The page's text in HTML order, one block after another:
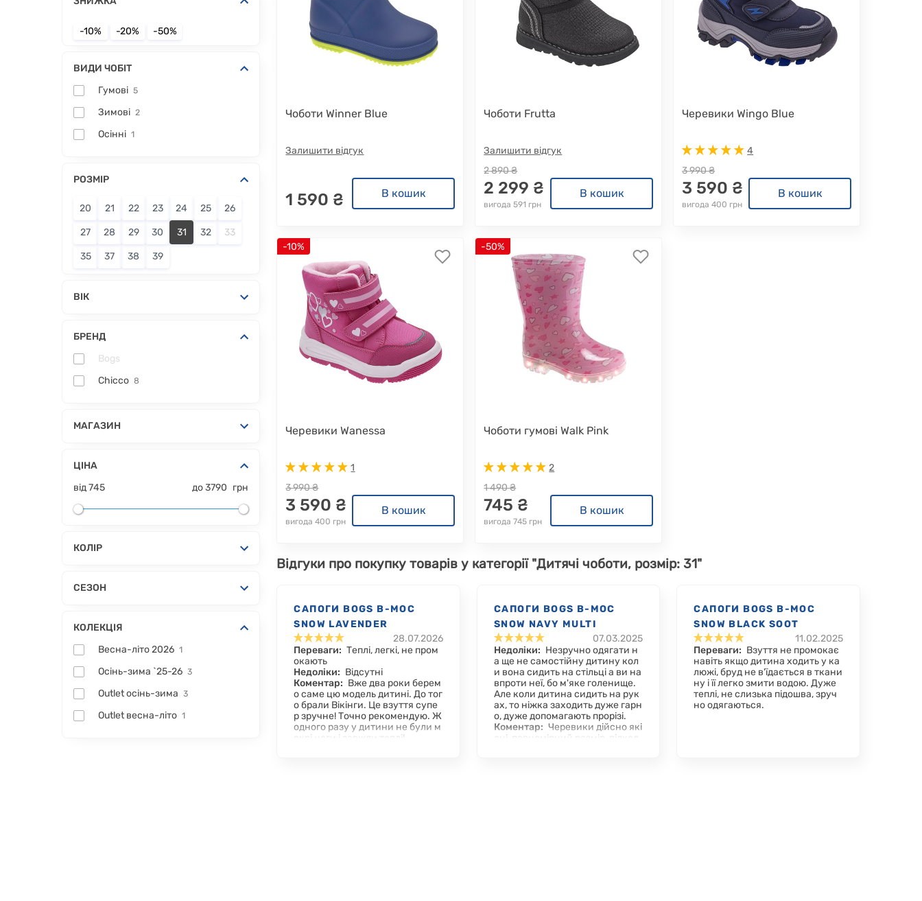
-10% -20% -50%
ВИДИ ЧОБІТ
Гумові 5
Зимові 2
Осінні 1
РОЗМІР
20 21 22 23 24 25 26
27 28 29 30 31 32 33
35 37 38 39
ВІК
БРЕНД
Bogs
Chicco 8
МАГАЗИН
ЦІНА
від745 до 3790 грн
КОЛІР
СЕЗОН
КОЛЕКЦІЯ
Весна-літо 2026 1
Осінь-зима `25-26 3
Outlet осінь-зима 3
Outlet весна-літо 1
Чоботи Winner Blue
Залишити відгук
1 590 ₴ В кошик
Чоботи Frutta
Залишити відгук
2 890 ₴
2 299 ₴
вигода 591 грн
В кошик
Черевики Wingo Blue
4
3 990 ₴
3 590 ₴
вигода 400 грн
В кошик
-10%
Черевики Wanessa
1
3 990 ₴
3 590 ₴
вигода 400 грн
В кошик
-50%
Чоботи гумові Walk Pink
2
1 490 ₴
745 ₴
вигода 745 грн
В кошик
Відгуки про покупку товарів у категорії "Дитячі чоботи, розмір: 31"
САПОГИ BOGS B-MOC
SNOW LAVENDER
28.07.2026
Переваги: Теплі, легкі, не пром
окають
Недоліки: Відсутні
Коментар: Вже два роки берем
о саме цю модель дитині. До тог
о брали Вікінги. Це взуття супе
р зручне! Точно рекомендую. Ж
одного разу у дитини не були м
окрі ноги і завжди теплі!
САПОГИ BOGS B-MOC
SNOW NAVY MULTI
07.03.2025
Недоліки: Незручно одягати н
а ще не самостійну дитину кол
и вона сидить на стільці а ви на
впроти неї, бо м'яке голенище.
Але коли дитина сидить на рук
ах, то ніжка заходить дуже гарн
о, дуже допомагають прорізі.
Коментар: Черевики дійсно які
сні, повномірний розмір, підход
САПОГИ BOGS B-MOC
SNOW BLACK SOOT
11.02.2025
Переваги: Взуття не промокає
навіть якщо дитина ходить у ка
люжі, бруд не в'їдається в ткани
ну і її легко змити водою. Дуже
теплі, не слизька підошва, зруч
но одягаються.